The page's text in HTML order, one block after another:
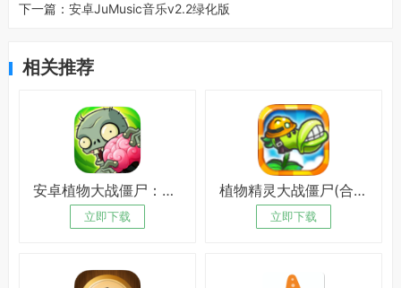
下一篇： 安卓JuMusic音乐v2.2绿化版
相关推荐
安卓植物大战僵尸：重生绿化版
立即下载
植物精灵大战僵尸(合体版)v1.0绿化版
立即下载